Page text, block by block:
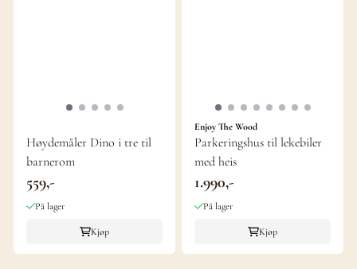
Høydemåler Dino i tre til
barnerom
559,-
På lager
Kjøp
Enjoy The Wood
Parkeringshus til lekebiler
med heis
1.990,-
På lager
Kjøp